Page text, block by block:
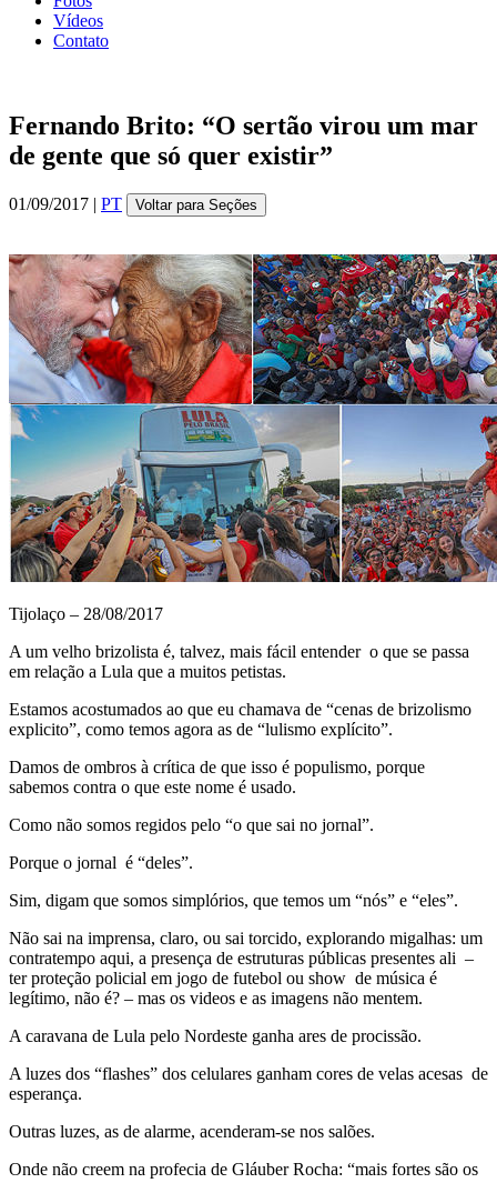
Vídeos
Contato
Fernando Brito: “O sertão virou um mar
de gente que só quer existir”
01/09/2017 | PT Voltar para Seções
Tijolaço – 28/08/2017
A um velho brizolista é, talvez, mais fácil entender o que se passa
em relação a Lula que a muitos petistas.
Estamos acostumados ao que eu chamava de “cenas de brizolismo
explicito”, como temos agora as de “lulismo explícito”.
Damos de ombros à crítica de que isso é populismo, porque
sabemos contra o que este nome é usado.
Como não somos regidos pelo “o que sai no jornal”.
Porque o jornal é “deles”.
Sim, digam que somos simplórios, que temos um “nós” e “eles”.
Não sai na imprensa, claro, ou sai torcido, explorando migalhas: um
contratempo aqui, a presença de estruturas públicas presentes ali –
ter proteção policial em jogo de futebol ou show de música é
legítimo, não é? – mas os videos e as imagens não mentem.
A caravana de Lula pelo Nordeste ganha ares de procissão.
A luzes dos “flashes” dos celulares ganham cores de velas acesas de
esperança.
Outras luzes, as de alarme, acenderam-se nos salões.
Onde não creem na profecia de Gláuber Rocha: “mais fortes são os